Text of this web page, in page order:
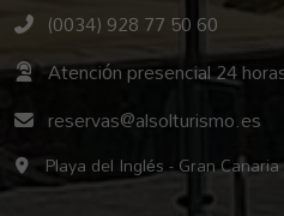
(0034) 928 77 50 60
Atención presencial 24
reservas@alsolturismo.es
Playa del Inglés - Gran